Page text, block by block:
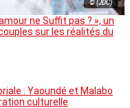
© (JDC)
ne Suffit pas ? », un
sur les réalités du
: Yaoundé et Malabo
culturelle